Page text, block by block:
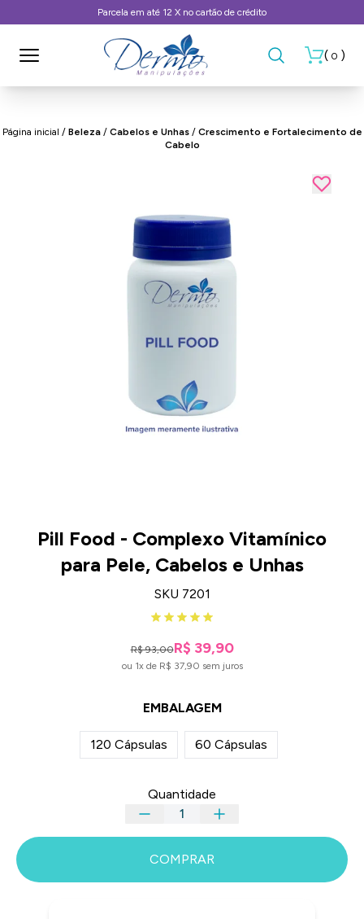
Frete Grátis, consulte as condições
( 0 )
Página inicial / Beleza/ Cabelos e Unhas/ Crescimento e Fortalecimento de
Cabelo
Pill Food - Complexo Vitamínico
para Pele, Cabelos e Unhas
SKU 7201
R$ 93,00R$ 39,90
ou 1x de R$ 37,90 sem juros
EMBALAGEM
120 Cápsulas 60 Cápsulas
Quantidade
COMPRAR